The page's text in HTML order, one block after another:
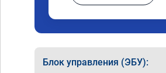
Блок управления (ЭБУ):